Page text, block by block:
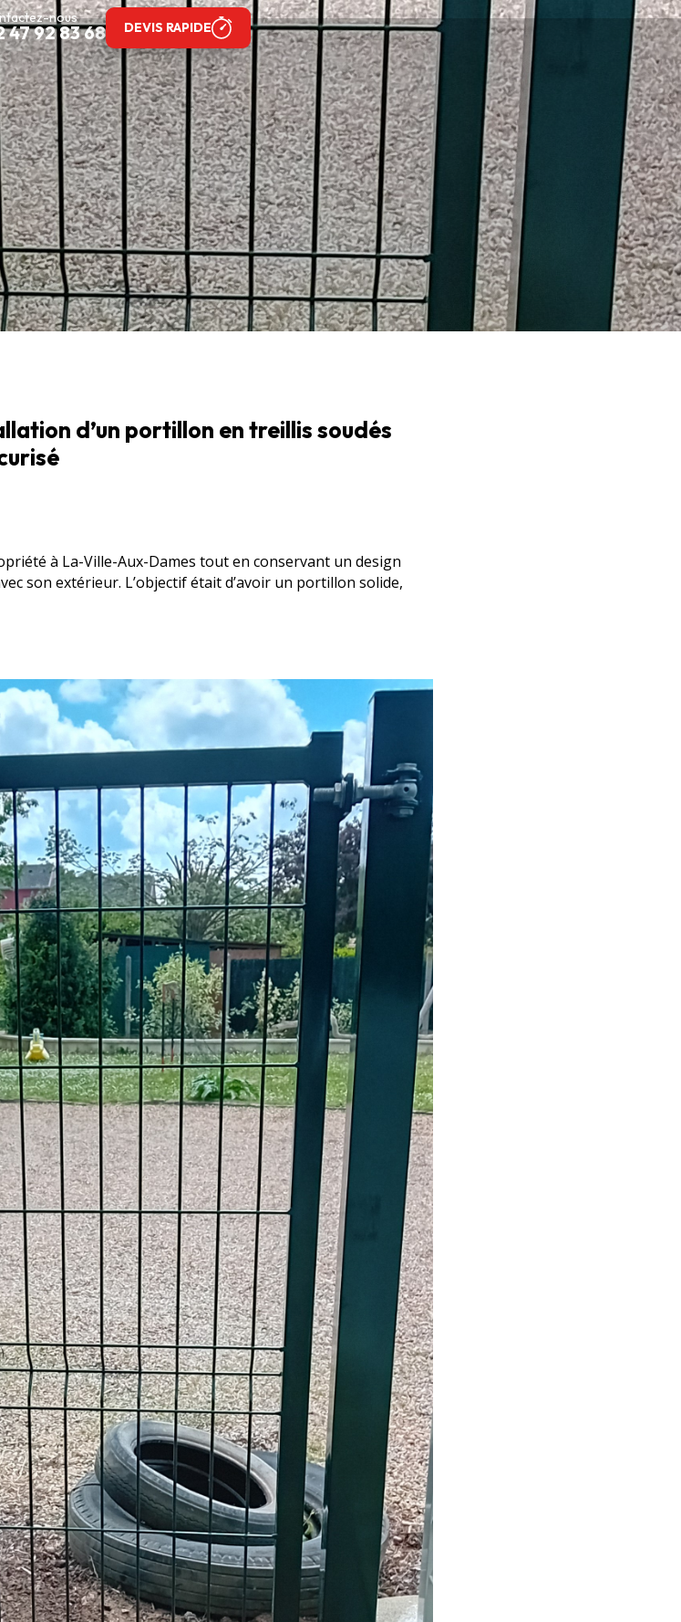
nous
47 92 83 68 DEVIS RAPIDE
d’un portillon en treillis soudés
à La-Ville-Aux-Dames tout en conservant un design
son extérieur. L’objectif était d’avoir un portillon solide,